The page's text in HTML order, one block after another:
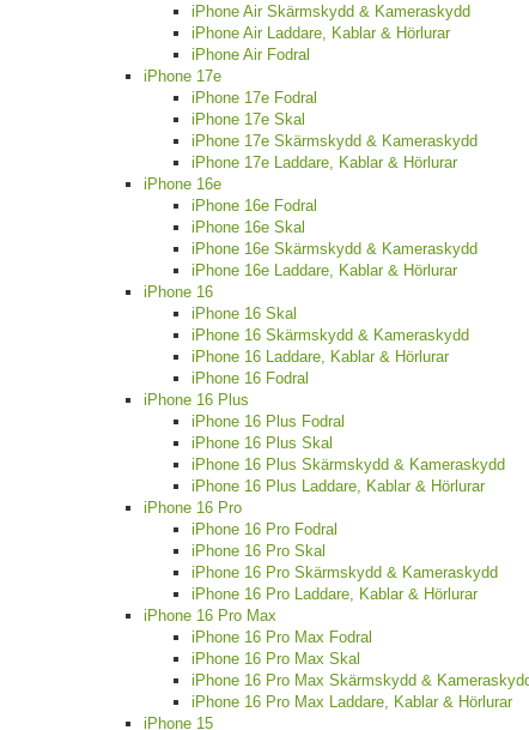
iPhone Air Skärmskydd & Kameraskydd
iPhone Air Laddare, Kablar & Hörlurar
iPhone Air Fodral
iPhone 17e
iPhone 17e Fodral
iPhone 17e Skal
iPhone 17e Skärmskydd & Kameraskydd
iPhone 17e Laddare, Kablar & Hörlurar
iPhone 16e
iPhone 16e Fodral
iPhone 16e Skal
iPhone 16e Skärmskydd & Kameraskydd
iPhone 16e Laddare, Kablar & Hörlurar
iPhone 16
iPhone 16 Skal
iPhone 16 Skärmskydd & Kameraskydd
iPhone 16 Laddare, Kablar & Hörlurar
iPhone 16 Fodral
iPhone 16 Plus
iPhone 16 Plus Fodral
iPhone 16 Plus Skal
iPhone 16 Plus Skärmskydd & Kameraskydd
iPhone 16 Plus Laddare, Kablar & Hörlurar
iPhone 16 Pro
iPhone 16 Pro Fodral
iPhone 16 Pro Skal
iPhone 16 Pro Skärmskydd & Kameraskydd
iPhone 16 Pro Laddare, Kablar & Hörlurar
iPhone 16 Pro Max
iPhone 16 Pro Max Fodral
iPhone 16 Pro Max Skal
iPhone 16 Pro Max Skärmskydd &
iPhone 16 Pro Max Laddare, Kablar & Hörlurar
iPhone 15